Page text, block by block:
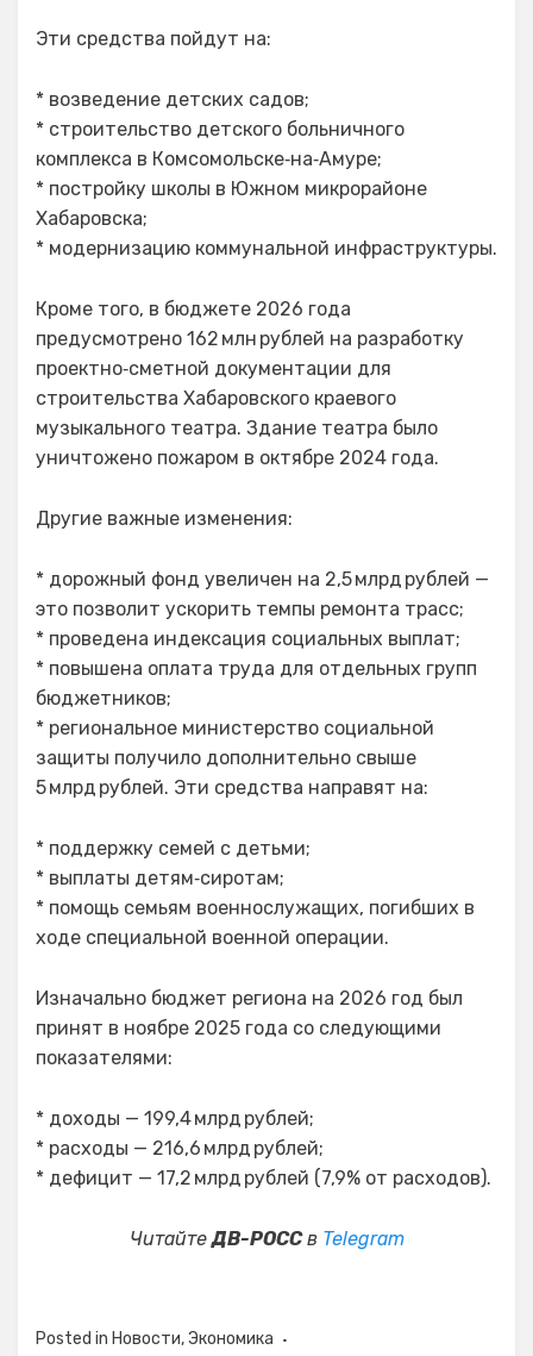
Эти средства пойдут на:
* возведение детских садов;
* строительство детского больничного
комплекса в Комсомольске‑на‑Амуре;
* постройку школы в Южном микрорайоне
Хабаровска;
* модернизацию коммунальной инфраструктуры.
Кроме того, в бюджете 2026 года
предусмотрено 162 млн рублей на разработку
проектно‑сметной документации для
строительства Хабаровского краевого
музыкального театра. Здание театра было
уничтожено пожаром в октябре 2024 года.
Другие важные изменения:
* дорожный фонд увеличен на 2,5 млрд рублей —
это позволит ускорить темпы ремонта трасс;
* проведена индексация социальных выплат;
* повышена оплата труда для отдельных групп
бюджетников;
* региональное министерство социальной
защиты получило дополнительно свыше
5 млрд рублей. Эти средства направят на:
* поддержку семей с детьми;
* выплаты детям‑сиротам;
* помощь семьям военнослужащих, погибших в
ходе специальной военной операции.
Изначально бюджет региона на 2026 год был
принят в ноябре 2025 года со следующими
показателями:
* доходы — 199,4 млрд рублей;
* расходы — 216,6 млрд рублей;
* дефицит — 17,2 млрд рублей (7,9% от расходов).
ЧитайтеДВ-РОССв Telegram
Posted in Новости,Экономика